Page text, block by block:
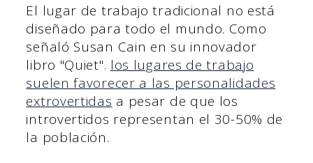
El lugar de trabajo tradicional no está
diseñado para todo el mundo. Como
señaló Susan Cain en su innovador
libro "Quiet". los lugares de trabajo
suelen favorecer a las personalidades
extrovertidas a pesar de que los
introvertidos representan el 30-50% de
la población.